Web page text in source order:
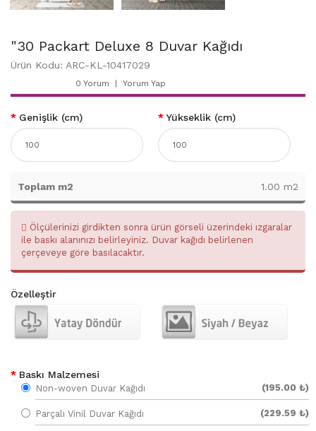
"30 Packart Deluxe 8 Duvar Kağıdı
Ürün Kodu: ARC-KL-10417029
0 Yorum Yorum Yap
Genişlik (cm) Yükseklik (cm)
Toplam m2 1.00 m2
Ölçülerinizi girdikten sonra ürün görseli üzerindeki ızgaralar
ile baskı alanınızı belirleyiniz. Duvar kağıdı belirlenen
çerçeveye göre basılacaktır.
Özelleştir
Baskı Malzemesi
Non-woven Duvar Kağıdı (195.00 ₺)
Parçalı Vinil Duvar Kağıdı (229.59 ₺)